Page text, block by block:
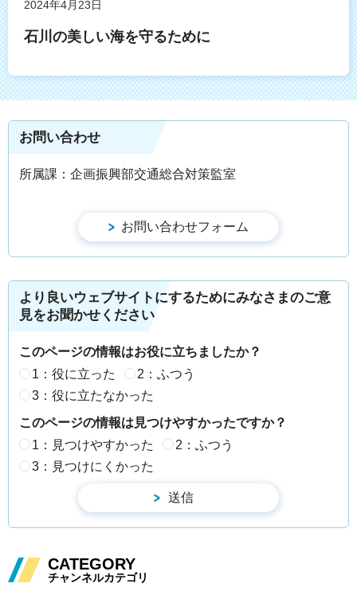
2024年4月23日
石川の美しい海を守るために
お問い合わせ
所属課：企画振興部交通総合対策監室
より良いウェブサイトにするためにみなさまのご意
見をお聞かせください
このページの情報はお役に立ちましたか？
1：役に立った
2：ふつう
3：役に立たなかった
このページの情報は見つけやすかったですか？
1：見つけやすかった
2：ふつう
3：見つけにくかった
CATEGORY
チャンネルカテゴリ